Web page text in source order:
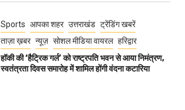
Sports आपका शहर उत्तराखंड ट्रेंडिंग खबरें
ताज़ा ख़बर न्यूज़ सोशल मीडिया वायरल हरिद्वार
हॉकी की ‘हैट्रिक गर्ल’ को राष्ट्रपति भवन से आया निमंत्रण,
स्वतंत्रता दिवस समारोह में शामिल होंगी वंदना कटारिया